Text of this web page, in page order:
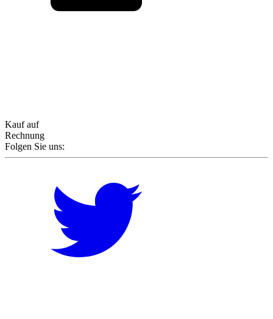
Kauf auf
Rechnung
Folgen Sie uns: